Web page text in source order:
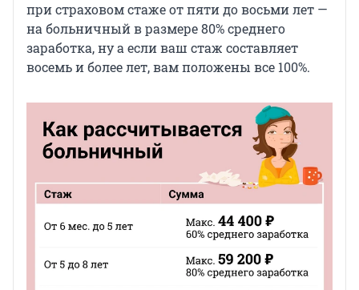
при страховом стаже от пяти до восьми лет —
на больничный в размере 80% среднего
заработка, ну а если ваш стаж составляет
восемь и более лет, вам положены все 100%.